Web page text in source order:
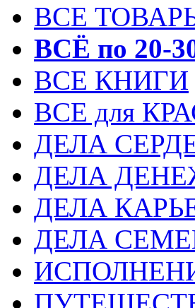
ВСЕ
ВСЁ по 20-
ВСЕ КНИГИ
ВСЕ для
ДЕЛА
ДЕЛА
ДЕЛА
ДЕЛА